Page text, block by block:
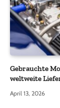
Gebrauchte
weltweite
April 13, 2026